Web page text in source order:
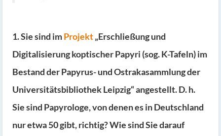
1. Sie sind imProjekt„Erschließung und
Digitalisierung koptischer Papyri (sog. K-Tafeln) im
Bestand der Papyrus- und Ostrakasammlung der
Universitätsbibliothek Leipzig“ angestellt. D. h.
Sie sind Papyrologe, von denen es in Deutschland
nur etwa 50 gibt, richtig? Wie sind Sie darauf